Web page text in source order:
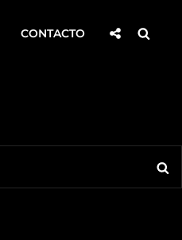
CONTACTO
Compartir